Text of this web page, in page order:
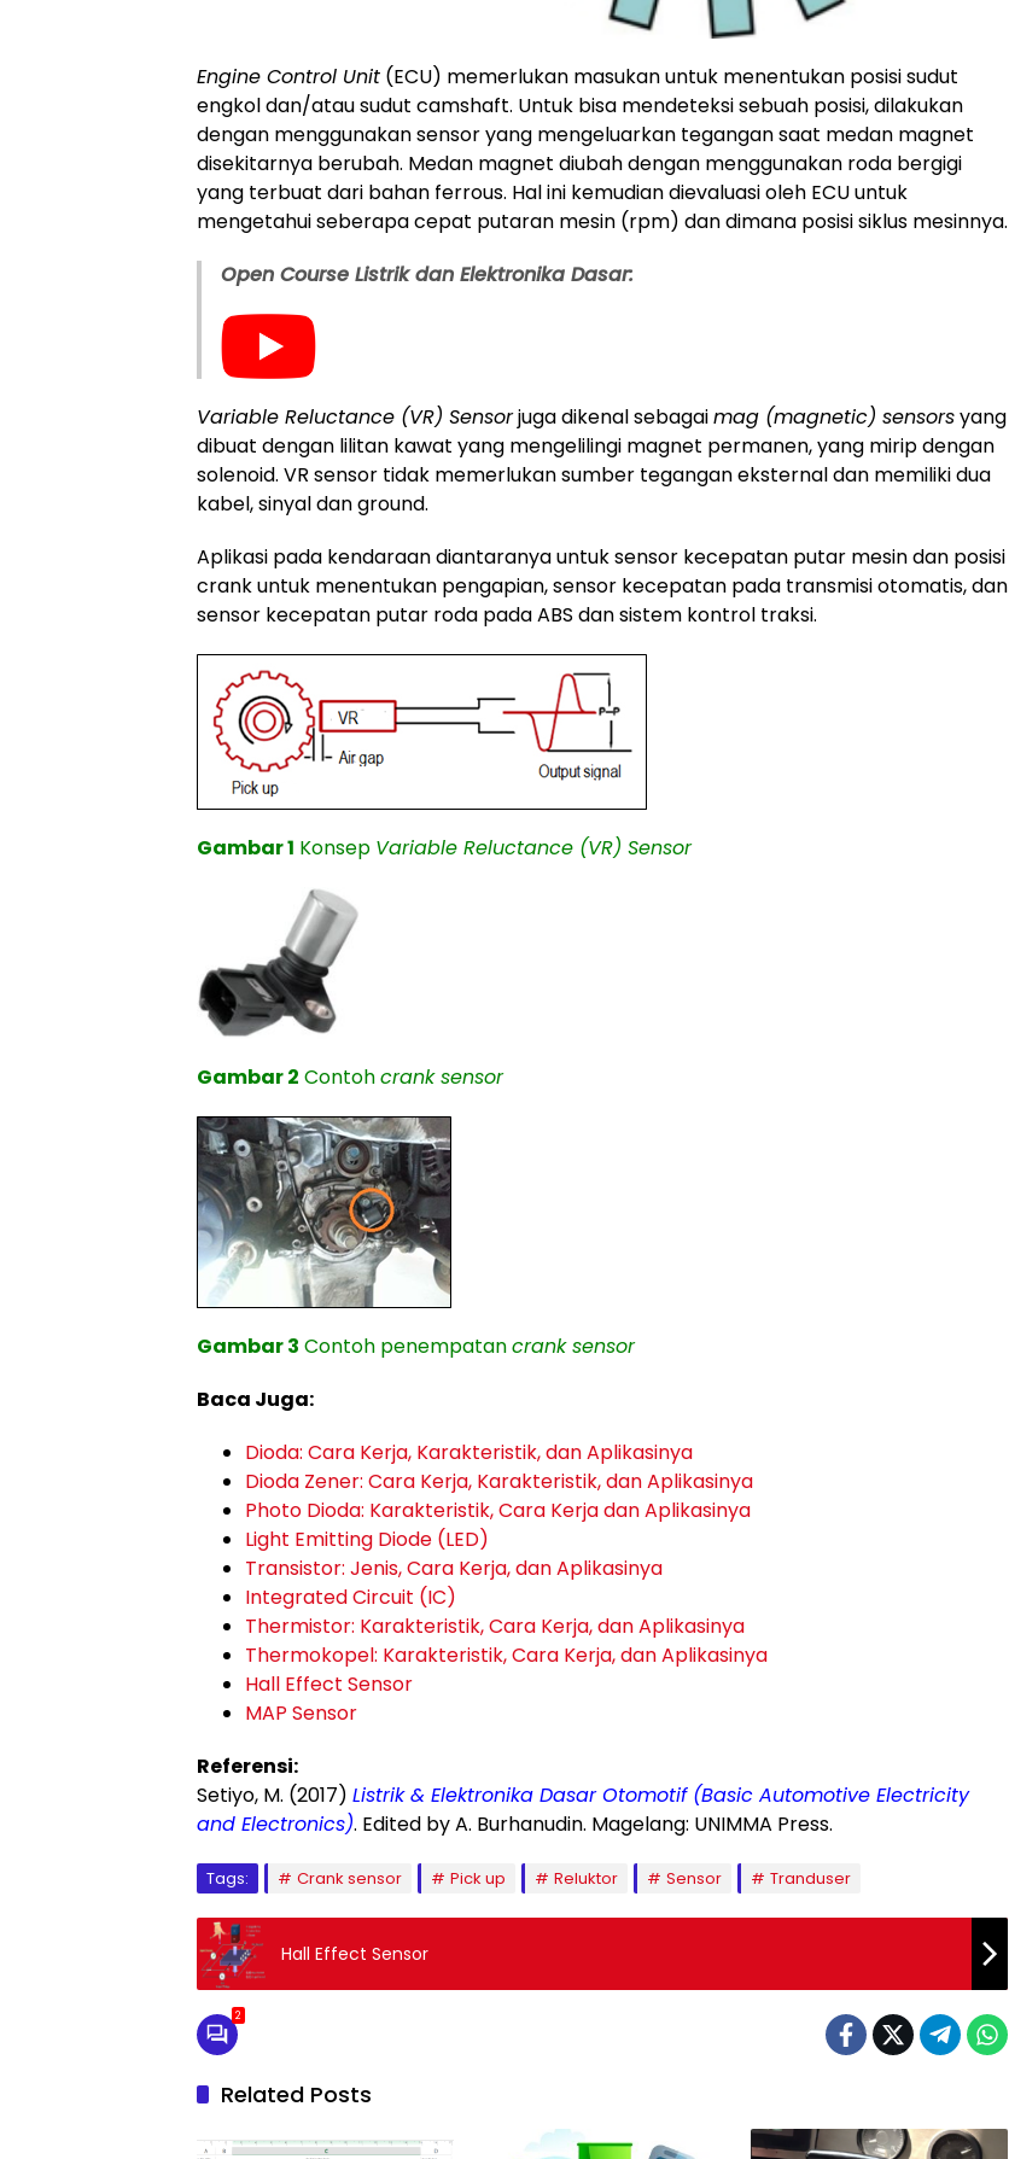
Engine Control Unit (ECU) memerlukan masukan untuk menentukan posisi sudut
engkol dan/atau sudut camshaft. Untuk bisa mendeteksi sebuah posisi, dilakukan
dengan menggunakan sensor yang mengeluarkan tegangan saat medan magnet
disekitarnya berubah. Medan magnet diubah dengan menggunakan roda bergigi
yang terbuat dari bahan ferrous. Hal ini kemudian dievaluasi oleh ECU untuk
mengetahui seberapa cepat putaran mesin (rpm) dan dimana posisi siklus mesinnya.
Open Course Listrik dan Elektronika Dasar:
Variable Reluctance (VR) Sensorjuga dikenal sebagaimag (magnetic) sensorsyang
dibuat dengan lilitan kawat yang mengelilingi magnet permanen, yang mirip dengan
solenoid. VR sensor tidak memerlukan sumber tegangan eksternal dan memiliki dua
kabel, sinyal dan ground.
Aplikasi pada kendaraan diantaranya untuk sensor kecepatan putar mesin dan posisi
crank untuk menentukan pengapian, sensor kecepatan pada transmisi otomatis, dan
sensor kecepatan putar roda pada ABS dan sistem kontrol traksi.
Gambar 1 Konsep Variable Reluctance (VR) Sensor
Gambar 2 Contohcrank sensor
Gambar 3 Contoh penempatancrank sensor
Baca Juga:
Dioda: Cara Kerja, Karakteristik, dan Aplikasinya
Dioda Zener: Cara Kerja, Karakteristik, dan Aplikasinya
Photo Dioda: Karakteristik, Cara Kerja dan Aplikasinya
Light Emitting Diode (LED)
Transistor: Jenis, Cara Kerja, dan Aplikasinya
Integrated Circuit (IC)
Thermistor: Karakteristik, Cara Kerja, dan Aplikasinya
Thermokopel: Karakteristik, Cara Kerja, dan Aplikasinya
Hall Effect Sensor
MAP Sensor
Referensi:
Setiyo, M. (2017) Listrik & Elektronika Dasar Otomotif (Basic Automotive Electricity
and Electronics). Edited by A. Burhanudin. Magelang: UNIMMA Press.
Tags: Crank sensor Pick up Reluktor Sensor Tranduser
Hall Effect Sensor
2
Related Posts